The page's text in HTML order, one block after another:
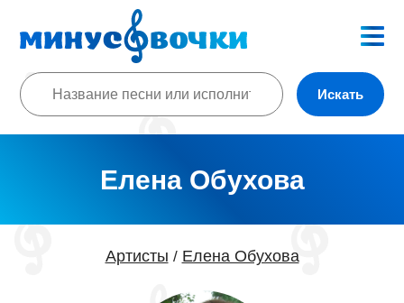
Искать
Елена Обухова
Артисты / Елена Обухова